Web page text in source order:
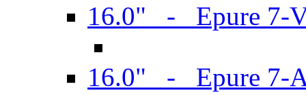
16.0" - Epure 7-
16.0" - Epure 7-